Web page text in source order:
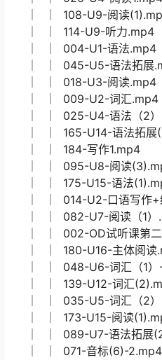
│ │ 006-U1-阅读练习
│ │ 138-U12-词汇
│ │ 060-U5-6 进阶版测
│ │ 030-U4-口语写作
│ │ 028-U4-阅读3.mp4
│ │ 157-U13-语法拓展
│ │ 016-U3-语法.mp4
│ │ 117-U10-阅读1.mp4
│ │ 092-U8-词汇
│ │ 041-U5-阅读（3）
│ │ 166-U14-语法拓展
│ │ 026-U4-阅读1.mp4
│ │ 108-U9-阅读(1).mp4
│ │ 114-U9-听力.mp4
│ │ 004-U1-语法.mp4
│ │ 045-U5-语法拓展
│ │ 018-U3-阅读.mp4
│ │ 009-U2-词汇.mp4
│ │ 025-U4-语法（2）
│ │ 165-U14-语法拓展
│ │ 184-写作1.mp4